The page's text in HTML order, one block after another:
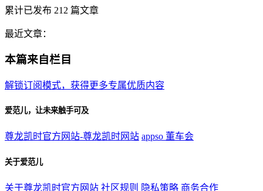
累计已发布 212 篇文章
最近文章：
本篇来自栏目
解锁订阅模式，获得更多专属优质内容
爱范儿，让未来触手可及
尊龙凯时官方网站-尊龙凯时网站 appso 董车会
关于爱范儿
关于尊龙凯时官方网站 社区规则 隐私策略 商务合作